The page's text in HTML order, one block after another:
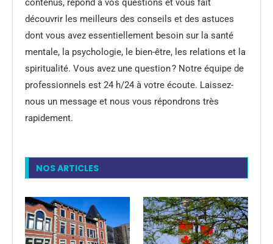
contenus, répond à vos questions et vous fait
découvrir les meilleurs des conseils et des astuces
dont vous avez essentiellement besoin sur la santé
mentale, la psychologie, le bien-être, les relations et la
spiritualité. Vous avez une question ? Notre équipe de
professionnels est 24 h/24 à votre écoute. Laissez-
nous un message et nous vous répondrons très
rapidement.
NOS ARTICLES